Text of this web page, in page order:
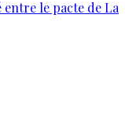
le pacte de La